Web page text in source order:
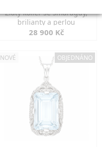
Zlatý kolier se smaragdy,
brilianty a perlou
28 900 Kč
NOVÉ OBJEDNÁNO